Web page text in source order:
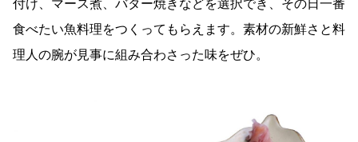
付け、マース煮、バター焼きなどを選択でき、その日一番
食べたい魚料理をつくってもらえます。素材の新鮮さと料
理人の腕が見事に組み合わさった味をぜひ。